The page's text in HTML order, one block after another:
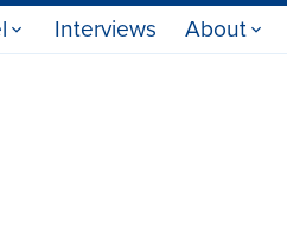
Interviews About